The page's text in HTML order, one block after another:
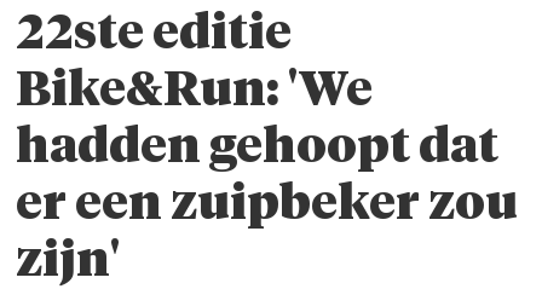
22ste editie
Bike&Run: 'We
hadden gehoopt dat
er een zuipbeker zou
zijn'